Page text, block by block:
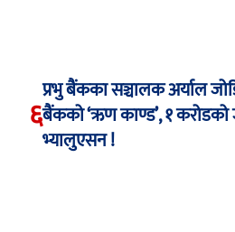
६
प्रभु बैंकका सञ्चालक अर्याल
बैंकको ‘ऋण काण्ड’, १
भ्यालुएसन !